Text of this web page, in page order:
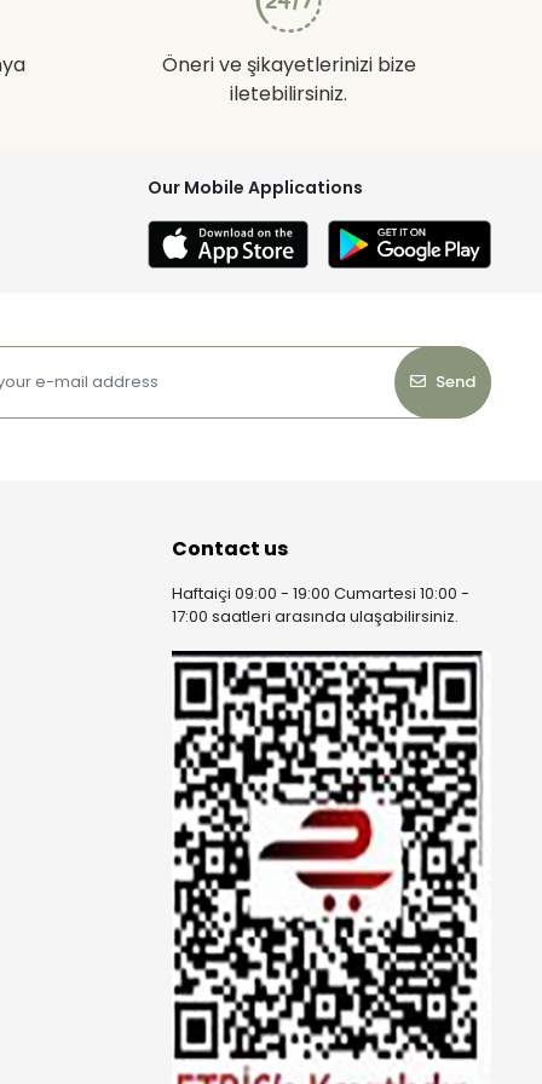
Öneri ve şikayetlerinizi bize
iletebilirsiniz.
Our Mobile Applications
Send
Contact us
Haftaiçi 09:00 - 19:00 Cumartesi 10:00 -
17:00 saatleri arasında ulaşabilirsiniz.